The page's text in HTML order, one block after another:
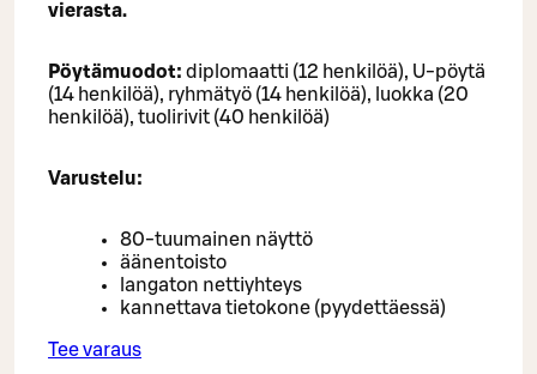
vierasta.
Pöytämuodot: diplomaatti (12 henkilöä), U-pöytä
(14 henkilöä), ryhmätyö (14 henkilöä), luokka (20
henkilöä), tuolirivit (40 henkilöä)
Varustelu:
80-tuumainen näyttö
äänentoisto
langaton nettiyhteys
kannettava tietokone (pyydettäessä)
Tee varaus